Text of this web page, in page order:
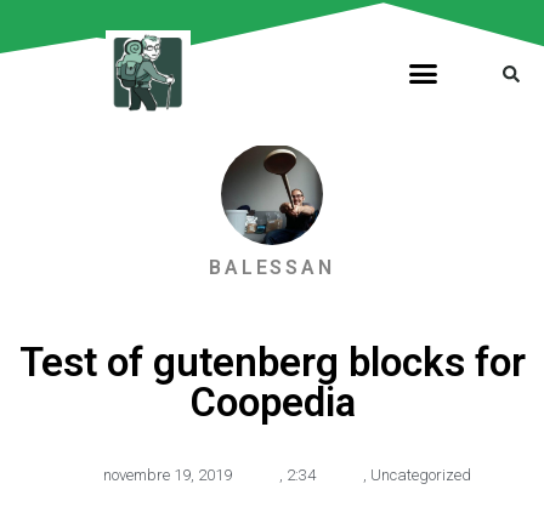
BALESSAN
Test of gutenberg blocks for
Coopedia
novembre 19, 2019 , 2:34 , Uncategorized